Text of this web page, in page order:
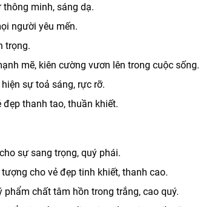
minh, sáng dạ.
người yêu mến.
trọng.
mẽ, kiên cường vươn lên trong cuộc sống.
sự toả sáng, rực rỡ.
đẹp thanh tao, thuần khiết.
sự sang trọng, quý phái.
cho vẻ đẹp tinh khiết, thanh cao.
chất tâm hồn trong trắng, cao quý.